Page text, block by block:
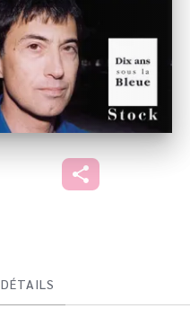
DÉTAILS